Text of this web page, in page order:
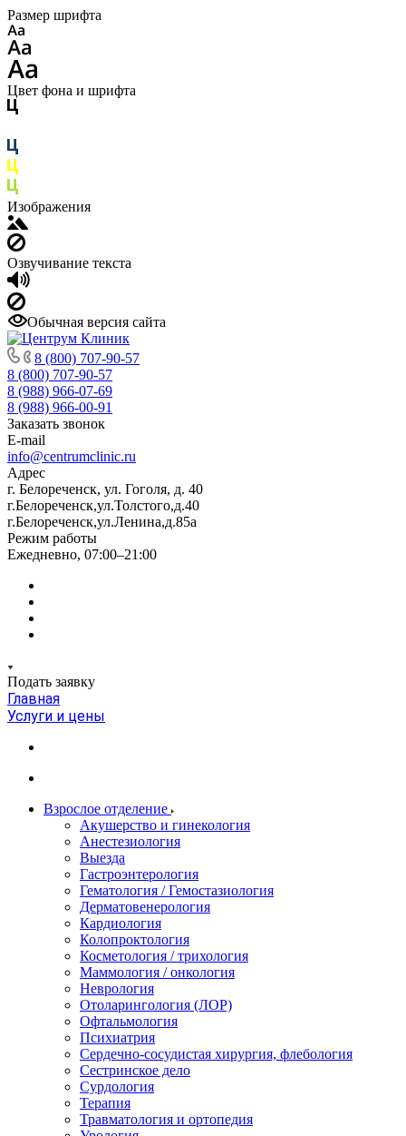
Размер шрифта
Цвет фона и шрифта
Изображения
Озвучивание текста
Обычная версия сайта
8 (800) 707-90-57
8 (800) 707-90-57
8 (988) 966-07-69
8 (988) 966-00-91
Заказать звонок
E-mail
info@centrumclinic.ru
Адрес
г. Белореченск, ул. Гоголя, д. 40
г.Белореченск,ул.Толстого,д.40
г.Белореченск,ул.Ленина,д.85а
Режим работы
Ежедневно, 07:00–21:00
Подать заявку
Главная
Услуги и цены
Взрослое отделение
Акушерство и гинекология
Анестезиология
Выезда
Гастроэнтерология
Гематология / Гемостазиология
Дерматовенерология
Кардиология
Колопроктология
Косметология / трихология
Маммология / онкология
Неврология
Отоларингология (ЛОР)
Офтальмология
Психиатрия
Сердечно-сосудистая хирургия, флебология
Сестринское дело
Сурдология
Терапия
Травматология и ортопедия